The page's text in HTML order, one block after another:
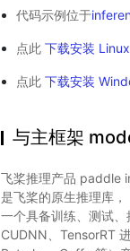
代码示例位于
点此 下载安装
点此 下载安装
与主框架
飞桨推理产品 paddle
是飞桨的原生推理库
一个具备训练、测试
CUDNN、TensorRT